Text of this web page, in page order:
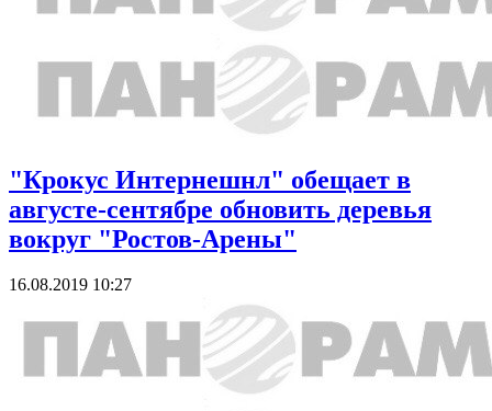
"Крокус Интернешнл" обещает в
августе-сентябре обновить деревья
вокруг "Ростов-Арены"
16.08.2019 10:27